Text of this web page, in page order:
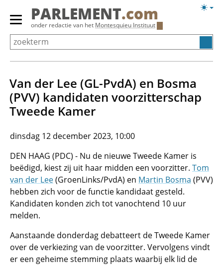
Overslaan
Primair
menu
tonen/verbergen
PARLEMENT.com
onder redactie van het Montesquieu Instituut
Van der Lee (GL-PvdA) en Bosma
(PVV) kandidaten voorzitterschap
Tweede Kamer
dinsdag 12 december 2023, 10:00
DEN HAAG (PDC) - Nu de nieuwe Tweede Kamer is
beëdigd, kiest zij uit haar midden een voorzitter. Tom
van der Lee(GroenLinks/PvdA) en Martin Bosma (PVV)
hebben zich voor de functie kandidaat gesteld.
Kandidaten konden zich tot vanochtend 10 uur
melden.
Aanstaande donderdag debatteert de Tweede Kamer
over de verkiezing van de voorzitter. Vervolgens vindt
er een geheime stemming plaats waarbij elk lid de